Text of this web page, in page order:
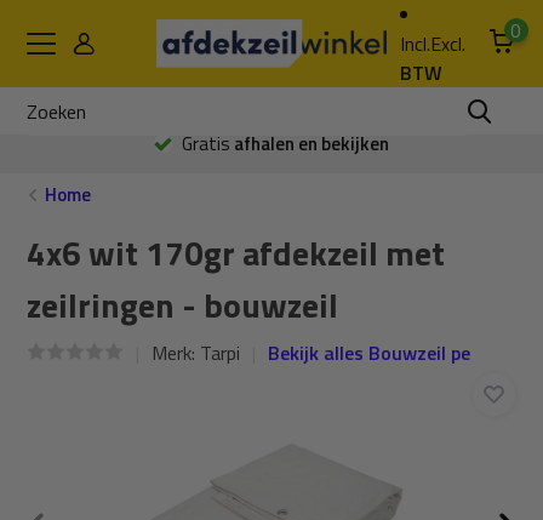
Incl.Excl.
BTW
0
Gratis afhalen en bekijken
Home
4x6 wit 170gr afdekzeil met
zeilringen - bouwzeil
Merk: Tarpi Bekijk alles Bouwzeil pe